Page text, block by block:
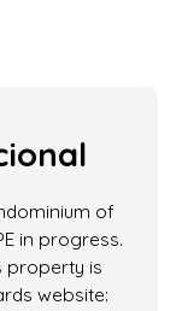
of
in progress.
property is
website: